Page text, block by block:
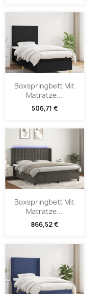
Boxspringbett Mit
Matratze...
506,71 €
Boxspringbett Mit
Matratze...
866,52 €